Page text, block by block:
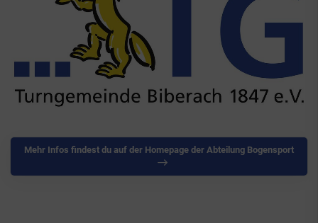
Mehr Infos findest du auf der Homepage der Abteilung Bogensport